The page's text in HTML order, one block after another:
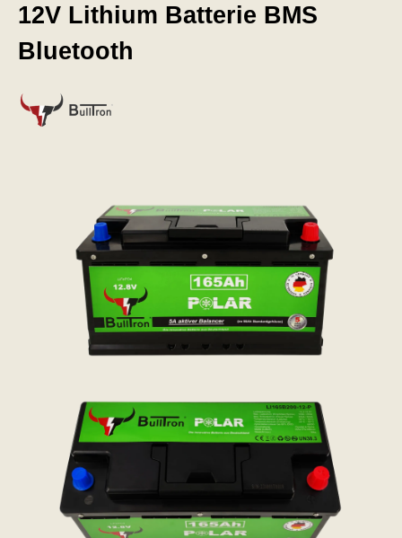
12V Lithium Batterie BMS
Bluetooth